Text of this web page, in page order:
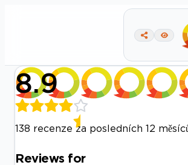
8.9
138 recenze za posledních 12
Reviews for